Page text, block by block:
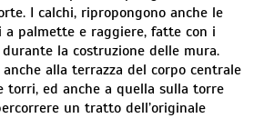
I calchi, ripropongono anche le
a palmette e raggiere, fatte con i
la costruzione delle mura.
anche alla terrazza del corpo centrale
torri, ed anche a quella sulla torre
un tratto dell’originale